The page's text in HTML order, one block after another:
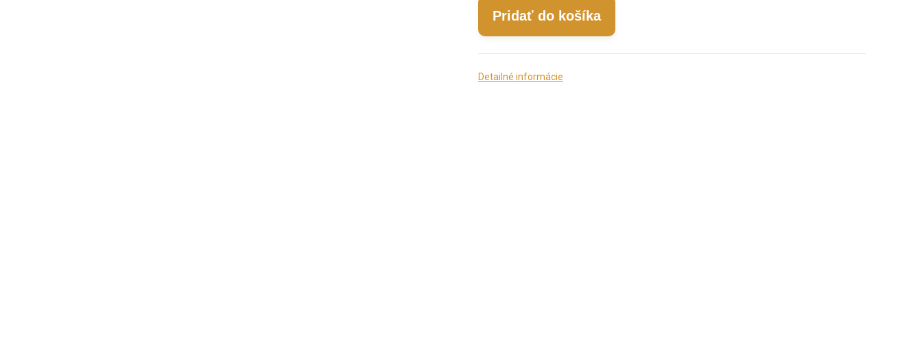
Pridať do košíka
Detailné informácie